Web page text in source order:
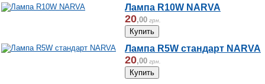
Лампа R10W NARVA
20,00 грн.
Лампа R5W стандарт NARVA
20,00 грн.